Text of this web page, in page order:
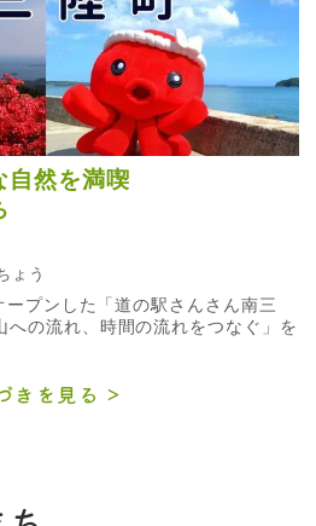
自然を満喫
ょう
プンした「道の駅さんさん南三
への流れ、時間の流れをつなぐ」を
きを見る